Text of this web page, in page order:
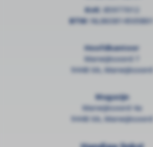
KvK: 85977012
BTW: NL863814505B01
Hoofdkantoor
Marwijksoord 7
9448 XA, Marwijksoord
Magazijn
Marwijksoord 4a
9448 XA, Marwijksoord